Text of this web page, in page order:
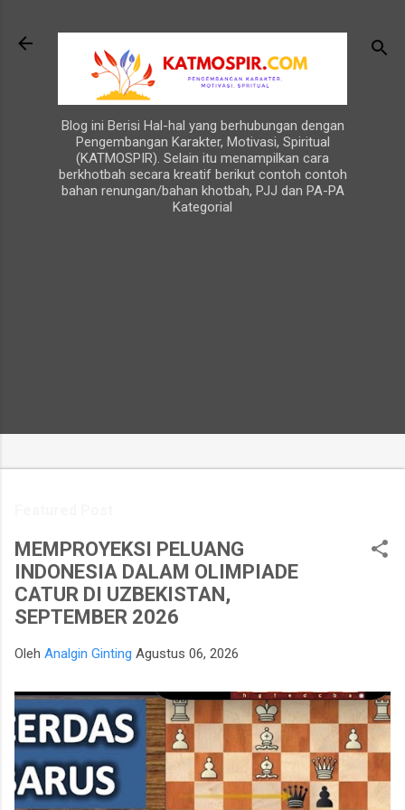
Blog ini Berisi Hal-hal yang berhubungan dengan
Pengembangan Karakter, Motivasi, Spiritual
(KATMOSPIR). Selain itu menampilkan cara
berkhotbah secara kreatif berikut contoh contoh
bahan renungan/bahan khotbah, PJJ dan PA-PA
Kategorial
MEMPROYEKSI PELUANG
INDONESIA DALAM OLIMPIADE
CATUR DI UZBEKISTAN,
SEPTEMBER 2026
Oleh Analgin Ginting Agustus 06, 2026